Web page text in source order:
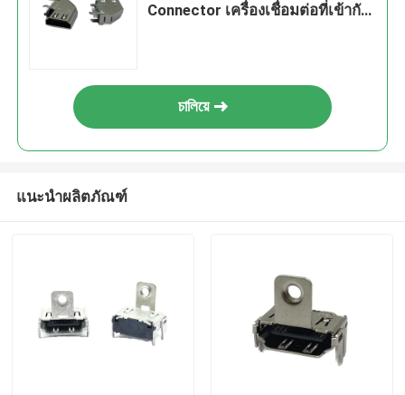
Connector เครื่องเชื่อมต่อที่เข้ากัน
চালিয়ে
แนะนำผลิตภัณฑ์